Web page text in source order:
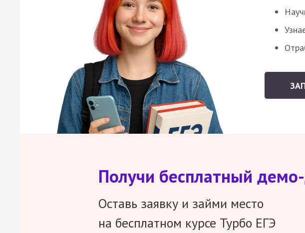
Получи бесплатный
Оставь заявку и займи место
на бесплатном курсе Турбо ЕГЭ